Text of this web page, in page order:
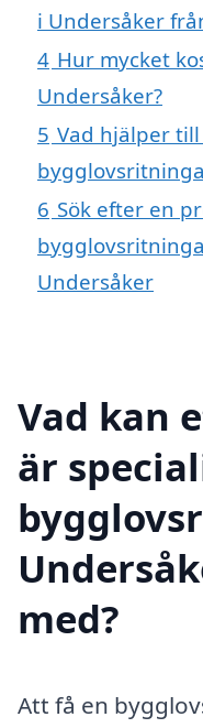
i Undersåker
4 Hur mycket
Undersåker?
5 Vad hjälper
6 Sök efter en
Undersåker
Vad kan
är
med?
Att få en